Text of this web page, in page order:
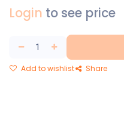
Login to see price
Add to wishlist Share